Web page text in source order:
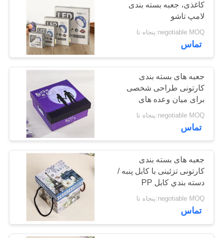
جعبه قوطی فلزی
11
بطری شیشه ای
7
8
کاغذی، جعبه بسته بندی
لامپ تاشو
negotiable MOQ:پنجاه تا
تماس
جعبه های بسته بندی
کارتونی طراحی شخصی
برای میان وعده های
ولنتاین و دسر
negotiable MOQ:پنجاه تا
تماس
جعبه های بسته بندی
کارتونی تزئینی با کابل پنبه /
دسته بندي کابل PP
negotiable MOQ:پنجاه تا
تماس